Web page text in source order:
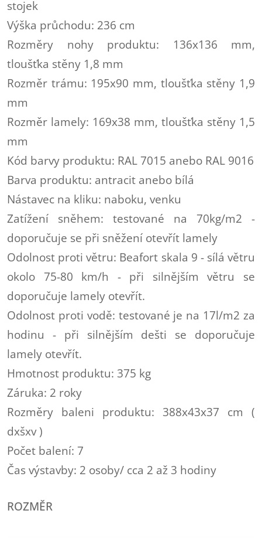
stojek
Výška průchodu: 236 cm
Rozměry nohy produktu: 136x136 mm,
tloušťka stěny 1,8 mm
Rozměr trámu: 195x90 mm, tloušťka stěny 1,9
mm
Rozměr lamely: 169x38 mm, tloušťka stěny 1,5
mm
Kód barvy produktu: RAL 7015 anebo RAL 9016
Barva produktu: antracit anebo bílá
Nástavec na kliku: naboku, venku
Zatížení sněhem: testované na 70kg/m2 -
doporučuje se při sněžení otevřít lamely
Odolnost proti větru: Beafort skala 9 - sílá větru
okolo 75-80 km/h - při silnějším větru se
doporučuje lamely otevřít.
Odolnost proti vodě: testované je na 17l/m2 za
hodinu - při silnějším dešti se doporučuje
lamely otevřít.
Hmotnost produktu: 375 kg
Záruka: 2 roky
Rozměry baleni produktu: 388x43x37 cm (
dxšxv )
Počet balení: 7
Čas výstavby: 2 osoby/ cca 2 až 3 hodiny
ROZMĚR